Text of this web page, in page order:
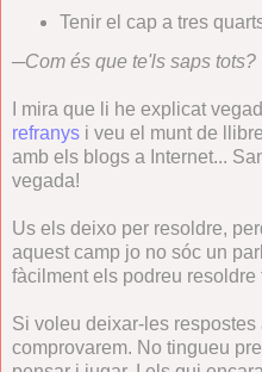
Tenir el cap a tres
─Com és que te'ls saps tots?
I mira que li he explicat
refranys i veu el munt de
amb els blogs a Internet...
vegada!
Us els deixo per resoldre,
aquest camp jo no sóc un
fàcilment els podreu resoldre
Si voleu deixar-les
comprovarem. No tingueu